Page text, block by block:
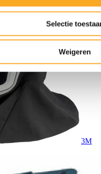
Selectie
Weigeren
3M